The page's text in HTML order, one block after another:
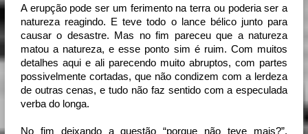
A erupção pode ser um ferimento na terra ou poderia ser a
natureza reagindo. E teve todo o lance bélico junto para
causar o desastre. Mas no fim pareceu que a natureza
matou a natureza, e esse ponto sim é ruim. Com muitos
detalhes aqui e ali parecendo muito abruptos, com partes
possivelmente cortadas, que não condizem com a lerdeza
de outras cenas, e tudo não faz sentido com a especulada
verba do longa.
No fim deixando a questão “porque não teve mais?”.